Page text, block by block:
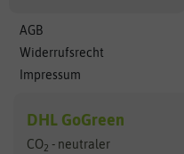
AGB
Widerrufsrecht
Impressum
DHL GoGreen
CO2 - neutraler